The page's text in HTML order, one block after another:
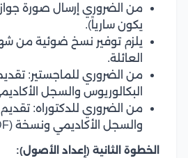
من الضروري إرسال صورة
يكون سارياً).
يلزم توفير نسخ ضوئية من
العائلة.
من الضروري للماجستير:
البكالوريوس والسجل
من الضروري للدكتوراه: تقديم
والسجل الأكاديمي ونسخة (PDF) للرسالة.
الخطوة الثانية (إعداد الأصول):